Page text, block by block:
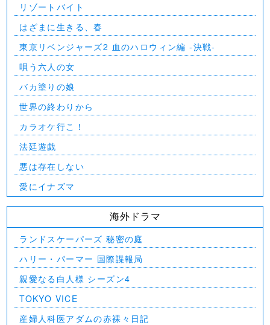
リゾートバイト
はざまに生きる、春
東京リベンジャーズ2 血のハロウィン編 -決戦-
唄う六人の女
バカ塗りの娘
世界の終わりから
カラオケ行こ！
法廷遊戯
悪は存在しない
愛にイナズマ
海外ドラマ
ランドスケーパーズ 秘密の庭
ハリー・パーマー 国際諜報局
親愛なる白人様 シーズン4
TOKYO VICE
産婦人科医アダムの赤裸々日記